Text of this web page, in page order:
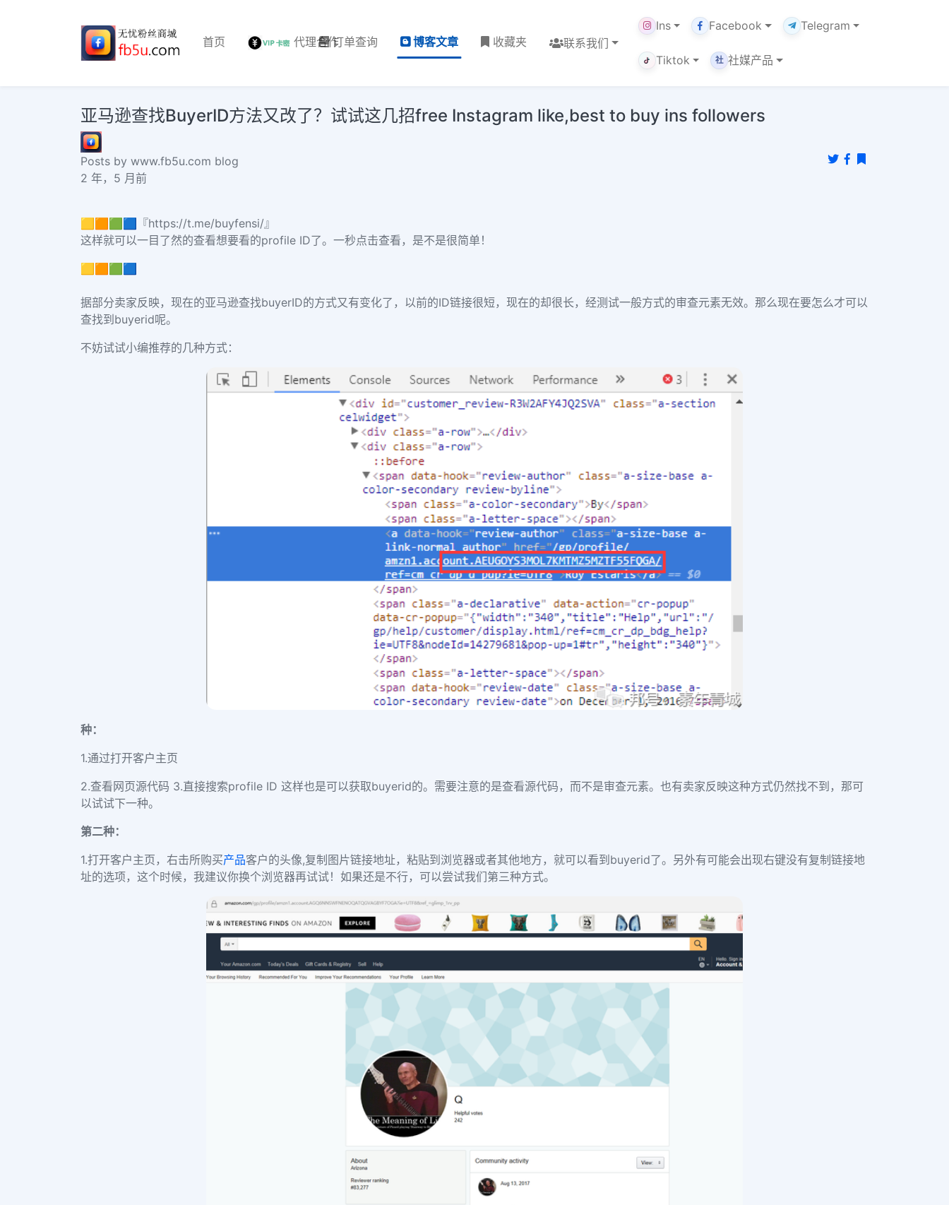
首页 代理合作订单查询 博客文章 收藏夹 联系我们
Ins Facebook Telegram
Tiktok 社 社媒产品
亚马逊查找BuyerID方法又改了？试试这几招free Instagram like,best to buy ins followers
Posts by www.fb5u.com blog
2 年，5 月前
🟨🟧🟩🟦『https://t.me/buyfensi/』
这样就可以一目了然的查看想要看的profile ID了。一秒点击查看，是不是很简单！
🟨🟧🟩🟦
据部分卖家反映，现在的亚马逊查找buyerID的方式又有变化了，以前的ID链接很短，现在的却很长，经测试一般方式的审查元素无效。那么现在要怎么才可以
查找到buyerid呢。
不妨试试小编推荐的几种方式：
种：
1.通过打开客户主页
2.查看网页源代码 3.直接搜索profile ID 这样也是可以获取buyerid的。需要注意的是查看源代码，而不是审查元素。也有卖家反映这种方式仍然找不到，那可
以试试下一种。
第二种：
1.打开客户主页，右击所购买产品客户的头像,复制图片链接地址，粘贴到浏览器或者其他地方，就可以看到buyerid了。另外有可能会出现右键没有复制链接地
址的选项，这个时候，我建议你换个浏览器再试试！如果还是不行，可以尝试我们第三种方式。